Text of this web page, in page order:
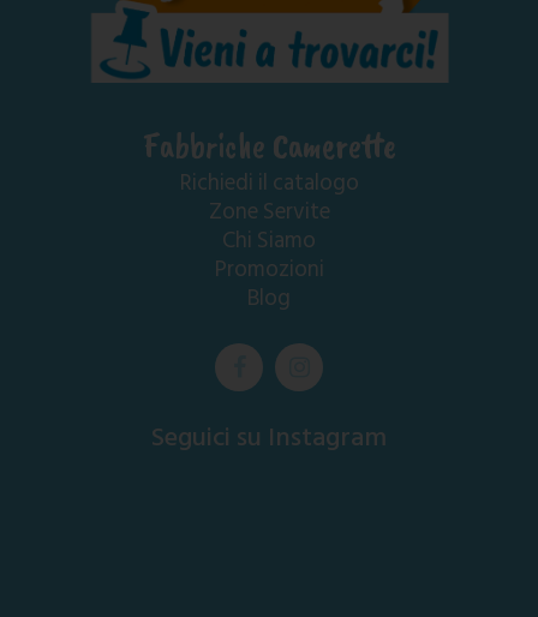
Fabbriche Camerette
Richiedi il catalogo
Zone Servite
Chi Siamo
Promozioni
Blog
Seguici su Instagram